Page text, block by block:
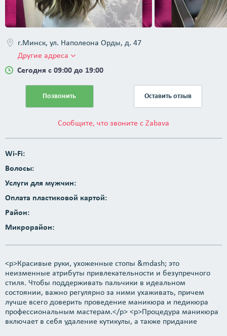
г.Минск, ул. Наполеона Орды, д. 47
Другие адреса
Сегодня с 09:00 до 19:00
Позвонить Оставить отзыв
Сообщите, что звоните с Zabava
Wi-Fi:
Волосы:
Услуги для мужчин:
Оплата пластиковой картой:
Район:
Микрорайон:
<p>Красивые руки, ухоженные стопы &mdash; это
неизменные атрибуты привлекательности и безупречного
стиля. Чтобы поддерживать пальчики в идеальном
состоянии, важно регулярно за ними ухаживать, причем
лучше всего доверить проведение маникюра и педикюра
профессиональным мастерам.</p> <p>Процедура маникюра
включает в себя удаление кутикулы, а также придание